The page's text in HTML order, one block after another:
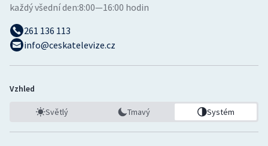
každý všední den:8:00—16:00 hodin
261 136 113
info@ceskatelevize.cz
Vzhled
Světlý Tmavý Systém